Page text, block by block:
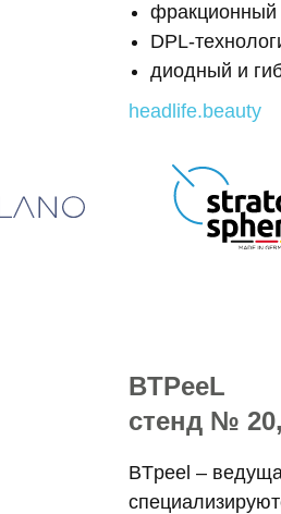
фракционный
DPL-
диодный и
headlife.beauty
BTPeeL
стенд №
BTpeel –